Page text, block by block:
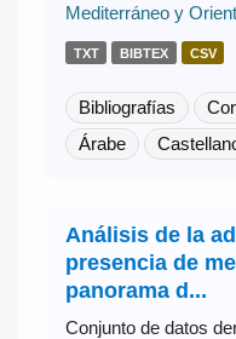
Mediterráneo y
TXT BIBTEX CSV
Bibliografías
Árabe
Análisis de la
presencia de
panorama d...
Conjunto de datos